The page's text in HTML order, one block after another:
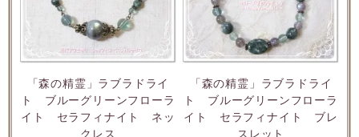
「森の精霊」ラブラドライ
ト ブルーグリーンフローラ
イト セラフィナイト ネッ
クレス
「森の精霊」ラブラドライ
ト ブルーグリーンフローラ
イト セラフィナイト ブレ
スレット